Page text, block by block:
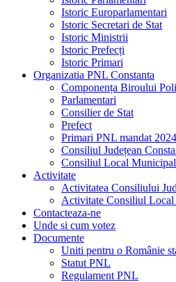
Istoric Europarlamentari
Istoric Secretari de Stat
Istoric Ministrii
Istoric Prefecți
Istoric Primari
Organizatia PNL Constanta
Componența Biroului
Parlamentari
Consilier de Stat
Prefect
Primari PNL mandat
Consiliul Județean
Consiliul Local Municipal
Activitate
Activitatea Consiliului
Activitate Consiliul Local
Contacteaza-ne
Unde si cum votez
Documente
Uniti pentru o Românie
Statut PNL
Regulament PNL